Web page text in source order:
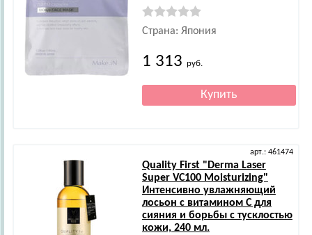
Страна: Япония
1 313 руб.
арт.: 461474
Quality First"Derma Laser
Super VC100 Moisturizing"
Интенсивно увлажняющий
лосьон с витамином С для
сияния и борьбы с тусклостью
кожи, 240 мл.